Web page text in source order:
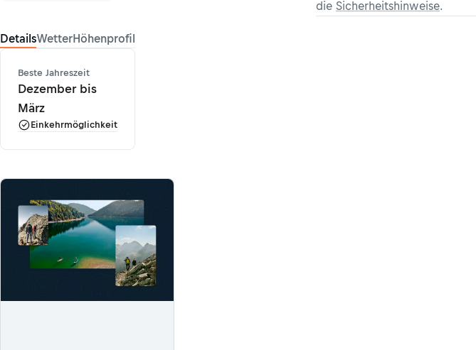
DetailsWetterHöhenprofil
Beste Jahreszeit
Dezember bis
März
Einkehrmöglichkeit
die Sicherheitshinweise.